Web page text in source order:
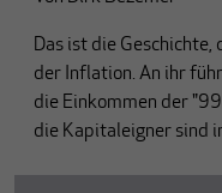
Das ist die Geschichte,
der Inflation. An ihr
die Einkommen der
die Kapitaleigner sind